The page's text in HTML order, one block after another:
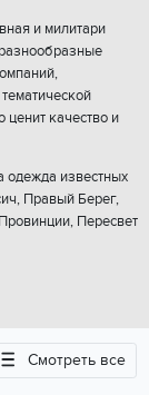
и милитари
качество и
одежда известных
Правый Берег,
Пересвет
Смотреть все